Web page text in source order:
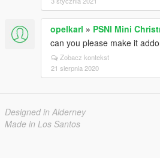
opelkarl » PSNI Mini
can you please make it
Zobacz kontekst
21 sierpnia 2020
Designed in Alderney
Made in Los Santos